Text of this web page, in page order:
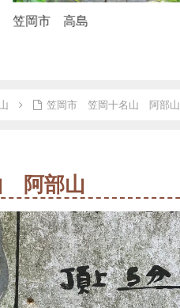
笠岡市 白石島 supスクール
笠岡市 笠岡十名山 阿部山
阿部山